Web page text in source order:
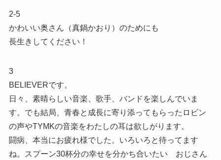
2-5
かわいい奥さん（真鍋かおり）のためにも
長生きしてください！
3
BELIEVERです。
日々、素晴らしい音楽、歌手、バンドを楽しんでいま
す。でも結局、青春と成長に寄り添ってもらったロビン
の声やTYMKの音楽をわたしの耳は欲しがります。
闘病、本当にお疲れ様でした。いろいろと待ってます
ね。スプーン30杯分の幸せを分かち合いたい おじさん